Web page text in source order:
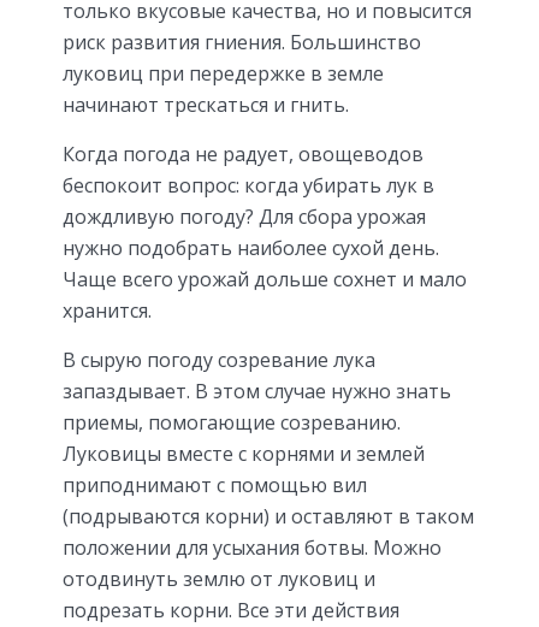
только вкусовые качества, но и повысится
риск развития гниения. Большинство
луковиц при передержке в земле
начинают трескаться и гнить.
Когда погода не радует, овощеводов
беспокоит вопрос: когда убирать лук в
дождливую погоду? Для сбора урожая
нужно подобрать наиболее сухой день.
Чаще всего урожай дольше сохнет и мало
хранится.
В сырую погоду созревание лука
запаздывает. В этом случае нужно знать
приемы, помогающие созреванию.
Луковицы вместе с корнями и землей
приподнимают с помощью вил
(подрываются корни) и оставляют в таком
положении для усыхания ботвы. Можно
отодвинуть землю от луковиц и
подрезать корни. Все эти действия